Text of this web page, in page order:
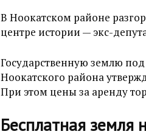
В Ноокатском районе
центре истории — экс-
Государственную землю
Ноокатского района
При этом цены за аренду
Бесплатная земля